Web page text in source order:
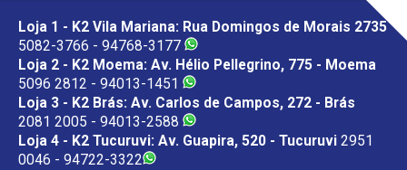
Loja 1 - K2 Vila Mariana: Rua Domingos de Morais 2735
5082-3766 - 94768-3177
Loja 2 - K2 Moema: Av. Hélio Pellegrino, 775 - Moema
5096 2812 - 94013-1451
Loja 3 - K2 Brás: Av. Carlos de Campos, 272 - Brás
2081 2005 - 94013-2588
Loja 4 - K2 Tucuruvi: Av. Guapira, 520 - Tucuruvi 2951
0046 - 94722-3322